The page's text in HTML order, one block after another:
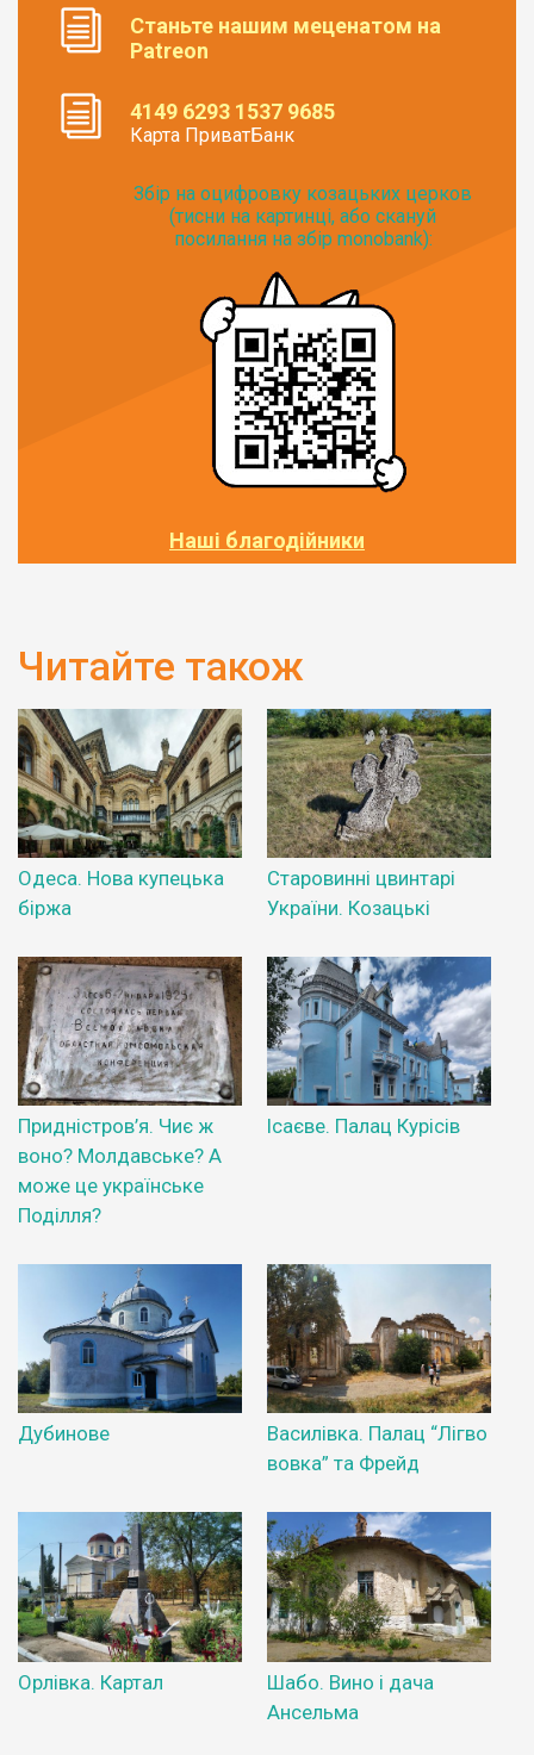
Станьте нашим меценатом на
Patreon
4149 6293 1537 9685
Карта ПриватБанк
Збір на оцифровку козацьких церков
(тисни на картинці, або скануй
посилання на збір monobank):
Наші благодійники
Читайте також
Одеса. Нова купецька
біржа
Старовинні цвинтарі
України. Козацькі
Придністров’я. Чиє ж
воно? Молдавське? А
може це українське
Поділля?
Ісаєве. Палац Курісів
Дубинове
Василівка. Палац “Лігво
вовка” та Фрейд
Орлівка. Картал
Шабо. Вино і дача
Ансельма